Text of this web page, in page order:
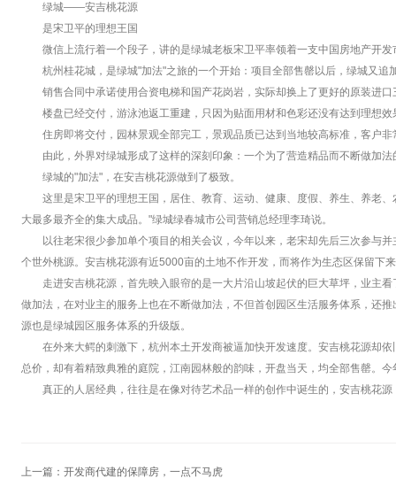
绿城——安吉桃花源
是宋卫平的理想王国
微信上流行着一个段子，讲的是绿城老板宋卫平率领着一支中国房地产开
杭州桂花城，是绿城"加法"之旅的一个开始：项目全部售罄以后，绿城又
销售合同中承诺使用合资电梯和国产花岗岩，实际却换上了更好的原装进
楼盘已经交付，游泳池返工重建，只因为贴面用材和色彩还没有达到理想
住房即将交付，园林景观全部完工，景观品质已达到当地较高标准，客户
由此，外界对绿城形成了这样的深刻印象：一个为了营造精品而不断做加
绿城的"加法"，在安吉桃花源做到了极致。
这里是宋卫平的理想王国，居住、教育、运动、健康、度假、养生、养
大最多最齐全的集大成品。"绿城绿春城市公司营销总经理李琦说。
以往老宋很少参加单个项目的相关会议，今年以来，老宋却先后三次参与
个世外桃源。安吉桃花源有近5000亩的土地不作开发，而将作为生态区保留下
走进安吉桃花源，首先映入眼帘的是一大片沿山坡起伏的巨大草坪，业主
做加法，在对业主的服务上也在不断做加法，不但首创园区生活服务体系，还
源也是绿城园区服务体系的升级版。
在外来大鳄的刺激下，杭州本土开发商被逼加快开发速度。安吉桃花源却
总价，却有着精致典雅的庭院，江南园林般的韵味，开盘当天，均全部售罄
真正的人居经典，往往是在像对待艺术品一样的创作中诞生的，安吉桃花
上一篇： 开发商代建的保障房，一点不马虎